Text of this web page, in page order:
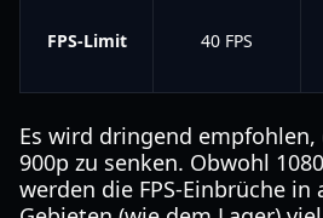
FPS-Limit 40 FPS
Es wird dringend
900p zu senken. Obwohl
werden die FPS-Einbrüche in